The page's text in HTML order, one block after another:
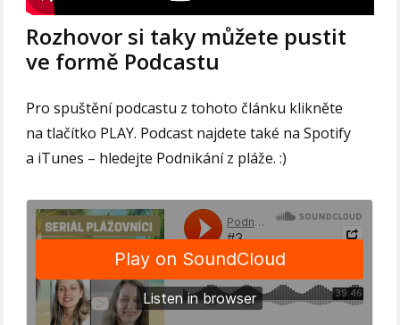
Rozhovor si taky můžete pustit
ve formě Podcastu
Pro spuštění podcastu z tohoto článku klikněte
na tlačítko PLAY. Podcast najdete také na Spotify
a iTunes – hledejte Podnikání z pláže. :)